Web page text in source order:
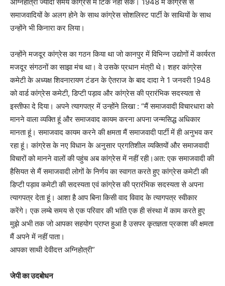
समाजवादियों के अलग होने के साथ कांग्रेस सोशलिस्ट पार्टी के साथियों के साथ
उन्होंने भी किनारा कर लिया।
उन्होंने मजदूर कांग्रेस का गठन किया था जो कानपुर में विभिन्न उद्योगों में कार्यरत
मजदूर संगठनों का साझा मंच था। वे उसके प्रधान मंत्री थे। शहर कांग्रेस
कमेटी के अध्यक्ष शिवनारायण टंडन के ऐतराज के बाद दादा ने 1 जनवरी 1948
को वार्ड कांग्रेस कमेटी, डिप्टी पड़ाव और कांग्रेस की प्रारंभिक सदस्यता से
इस्तीफा दे दिया। अपने त्यागपत्र में उन्होंने लिखा : “मैं समाजवादी विचारधारा को
मानने वाला व्यक्ति हूं और समाजवाद कायम करना अपना जन्मसिद्ध अधिकार
मानता हूं। समाजवाद कायम करने की क्षमता मैं समाजवादी पार्टी में ही अनुभव कर
रहा हूं। कांग्रेस के नए विधान के अनुसार प्रगतिशील व्यक्तियों और समाजवादी
विचारों को मानने वालों की पहुंच अब कांग्रेस में नहीं रही।अत: एक समाजवादी की
हैसियत से मैं समाजवादी लोगों के निर्णय का स्वागत करते हुए कांग्रेस कमेटी की
डिप्टी पड़ाव कमेटी की सदस्यता एवं कांग्रेस की प्रारंभिक सदस्यता से अपना
त्यागपत्र देता हूं। आशा है आप बिना किसी वाद विवाद के त्यागपत्र स्वीकार
करेंगे। एक लम्बे समय से एक परिवार की भांति एक ही संस्था में काम करते हुए
मुझे अभी तक जो आपका सहयोग प्राप्त हुआ है उसपर कृतज्ञता प्रकाश की क्षमता
मैं अपने में नहीं पाता।
आपका साथी देवीदत्त अग्निहोत्री”
जेपी का उदबोधन